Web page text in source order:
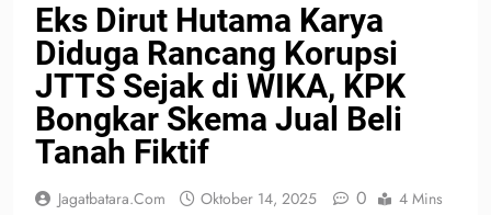
Eks Dirut Hutama Karya
Diduga Rancang Korupsi
JTTS Sejak di WIKA, KPK
Bongkar Skema Jual Beli
Tanah Fiktif
Jagatbatara.com Oktober 14, 2025 0 4 Mins